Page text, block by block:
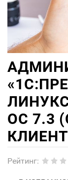
ОС 7.3
Рейтинг: